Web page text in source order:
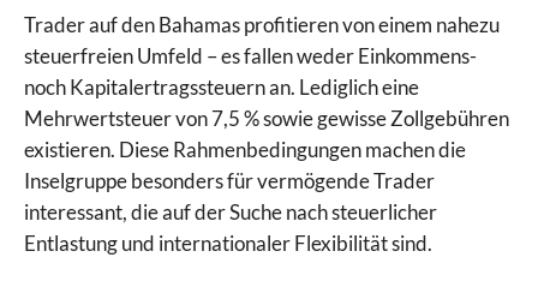
Trader auf den Bahamas profitieren von einem nahezu
steuerfreien Umfeld – es fallen weder Einkommens-
noch Kapitalertragssteuern an. Lediglich eine
Mehrwertsteuer von 7,5 % sowie gewisse Zollgebühren
existieren. Diese Rahmenbedingungen machen die
Inselgruppe besonders für vermögende Trader
interessant, die auf der Suche nach steuerlicher
Entlastung und internationaler Flexibilität sind.